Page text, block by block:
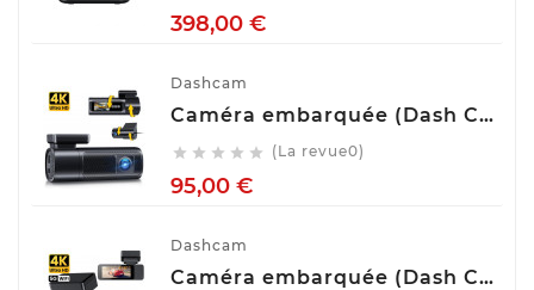
398,00 €Prix
Dashcam
Caméra embarquée (Dash Cam) Avant Arrière GKU D900
     (La revue0)
95,00 €Prix
Dashcam
Caméra embarquée (Dash Cam) Avant Arrière GKU D700